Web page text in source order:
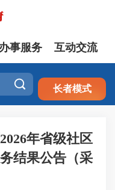
注册 登录
办事服务 互动交流
 长者模式
年省级社区
结果公告（采